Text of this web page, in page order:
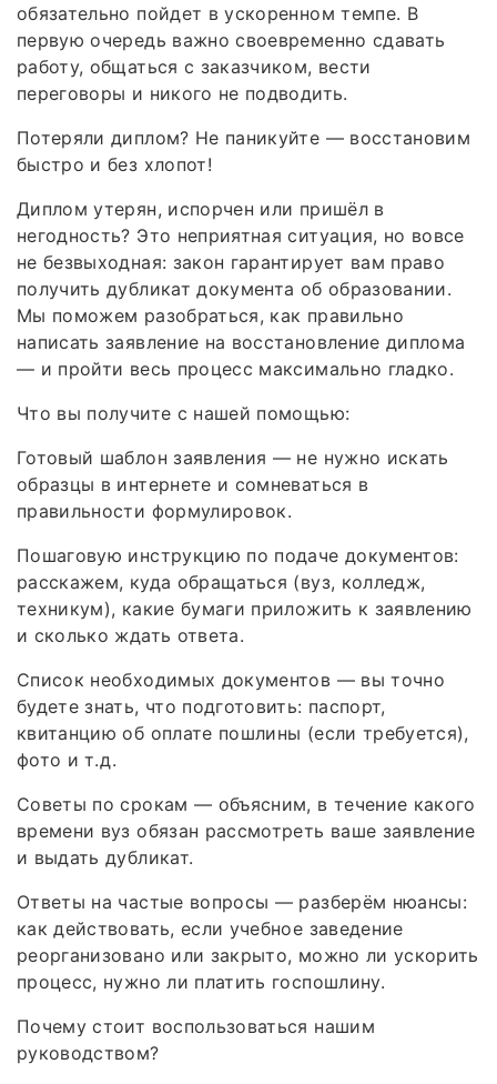
обязательно пойдет в ускоренном темпе. В
первую очередь важно своевременно сдавать
работу, общаться с заказчиком, вести
переговоры и никого не подводить.
Потеряли диплом? Не паникуйте — восстановим
быстро и без хлопот!
Диплом утерян, испорчен или пришёл в
негодность? Это неприятная ситуация, но вовсе
не безвыходная: закон гарантирует вам право
получить дубликат документа об образовании.
Мы поможем разобраться, как правильно
написать заявление на восстановление диплома
— и пройти весь процесс максимально гладко.
Что вы получите с нашей помощью:
Готовый шаблон заявления — не нужно искать
образцы в интернете и сомневаться в
правильности формулировок.
Пошаговую инструкцию по подаче документов:
расскажем, куда обращаться (вуз, колледж,
техникум), какие бумаги приложить к заявлению
и сколько ждать ответа.
Список необходимых документов — вы точно
будете знать, что подготовить: паспорт,
квитанцию об оплате пошлины (если требуется),
фото и т. д.
Советы по срокам — объясним, в течение какого
времени вуз обязан рассмотреть ваше заявление
и выдать дубликат.
Ответы на частые вопросы — разберём нюансы:
как действовать, если учебное заведение
реорганизовано или закрыто, можно ли ускорить
процесс, нужно ли платить госпошлину.
Почему стоит воспользоваться нашим
руководством?